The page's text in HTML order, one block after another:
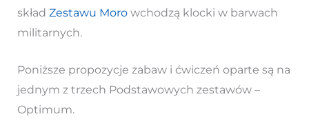
skład Zestawu Morowchodzą klocki w barwach
militarnych.
Poniższe propozycje zabaw i ćwiczeń oparte są na
jednym z trzech Podstawowych zestawów –
Optimum.